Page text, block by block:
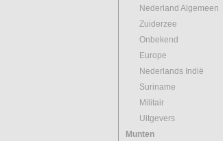
Nederland Algemeen
Zuiderzee
Onbekend
Europe
Nederlands Indië
Suriname
Militair
Uitgevers
Munten